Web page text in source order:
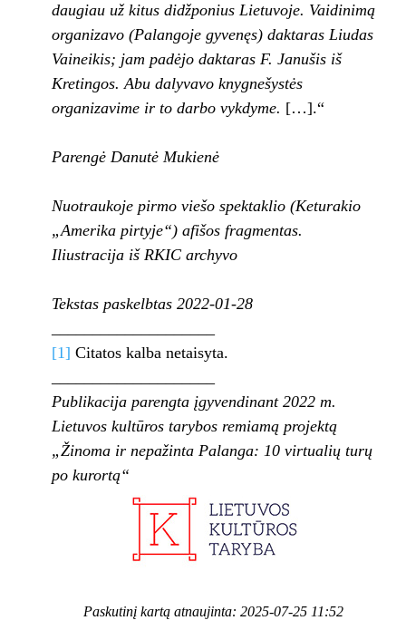
daugiau už kitus didžponius Lietuvoje. Vaidinimą
organizavo (Palangoje gyvenęs) dak­taras Liudas
Vaineikis; jam padėjo daktaras F. Janušis iš
Kretingos. Abu dalyvavo knygnešys­tės
organizavime ir to darbo vykdyme. […].“
Parengė Danutė Mukienė
Nuotraukoje pirmo viešo spektaklio (Keturakio
„Amerika pirtyje“) afišos fragmentas.
Iliustracija iš RKIC archyvo
Tekstas paskelbtas 2022-01-28
[1] Citatos kalba netaisyta.
Publikacija parengta įgyvendinant 2022 m.
Lietuvos kultūros tarybos remiamą projektą
„Žinoma ir nepažinta Palanga: 10 virtualių turų
po kurortą“
Paskutinį kartą atnaujinta: 2025-07-25 11:52